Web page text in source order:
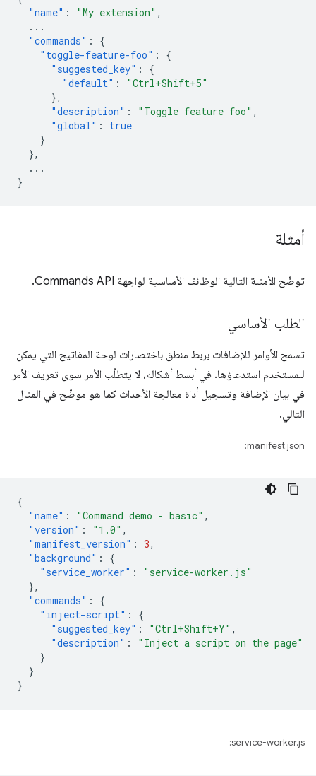
"name" : "My extension" ,
...
"commands" :
{
"toggle-feature-foo" :
{
"suggested_key" :
{
"default" :
"Ctrl+Shift+5"
},
"description" : "Toggle feature foo" ,
"global" :
true
}
},
...
}
أمثلة
توضّح الأمثلة التالية الوظائف الأساسية لواجهة Commands API.
الطلب الأساسي
تسمح الأوامر للإضافات بربط منطق باختصارات لوحة المفاتيح التي يمكن
للمستخدم استدعاؤها. في أبسط أشكاله، لا يتطلّب الأمر سوى تعريف الأمر
في بيان الإضافة وتسجيل أداة معالجة الأحداث كما هو موضّح في المثال
التالي.
manifest.json:
{
"name" : "Command demo - basic" ,
"version" : "1.0" ,
"manifest_version" : 3,
"background" :
{
"service_worker" :
"service-worker.js"
},
"commands" :
{
"inject-script" :
{
"suggested_key" : "Ctrl+Shift+Y" ,
"description" :
"Inject a script on the page"
}
}
}
service-worker.js: